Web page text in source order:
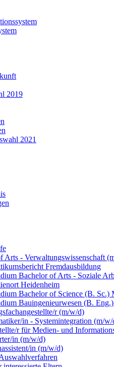
2019
2021
Arts - Verwaltungswissenschaft
Fremdausbildung
Bachelor of Arts - Soziale
Heidenheim
Bachelor of Science (B.
Bauingenieurwesen (B.
r (m/w/d)
in - Systemintegration (m/w/
r für Medien- und
in (m/w/d)
in (m/w/d)